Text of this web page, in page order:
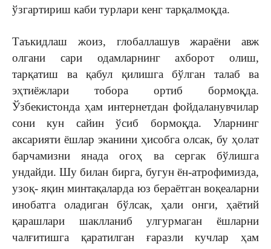
ўзгартириш каби турлари кенг тарқалмоқда.
Таъкидлаш жоиз, глобаллашув жараёни авж
олгани сари одамларнинг ахборот олиш,
тарқатиш ва қабул қилишга бўлган талаб ва
эҳтиёжлари тобора ортиб бормоқда.
Ўзбекистонда ҳам интернетдан фойдаланувчилар
сони кун сайин ўсиб бормоқда. Уларнинг
аксарияти ёшлар эканини ҳисобга олсак, бу ҳолат
барчамизни янада огоҳ ва сергак бўлишга
ундайди. Шу билан бирга, бугун ён-атрофимизда,
узоқ- яқин минтақаларда юз бераётган воқеаларни
инобатга оладиган бўлсак, ҳали онги, ҳаётий
қарашлари шаклланиб улгурмаган ёшларни
чалғитишга қаратилган ғаразли кучлар ҳам